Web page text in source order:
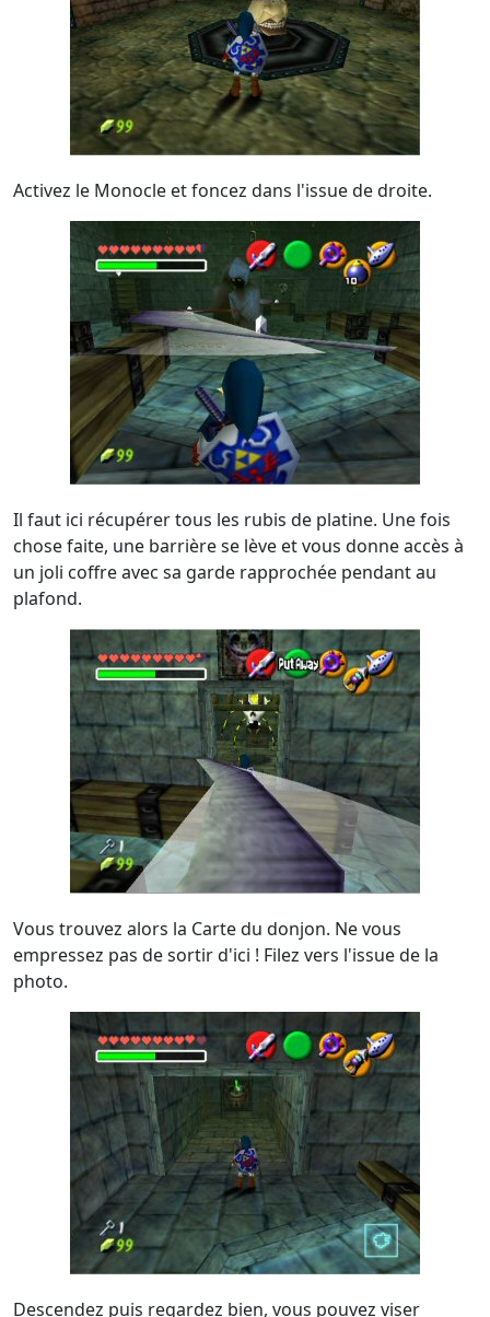
Activez le Monocle et foncez dans l'issue de droite.
Il faut ici récupérer tous les rubis de platine. Une fois
chose faite, une barrière se lève et vous donne accès à
un joli coffre avec sa garde rapprochée pendant au
plafond.
Vous trouvez alors la Carte du donjon. Ne vous
empressez pas de sortir d'ici ! Filez vers l'issue de la
photo.
Descendez puis regardez bien, vous pouvez viser